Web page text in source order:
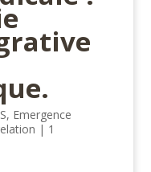
, Emergence
| 1